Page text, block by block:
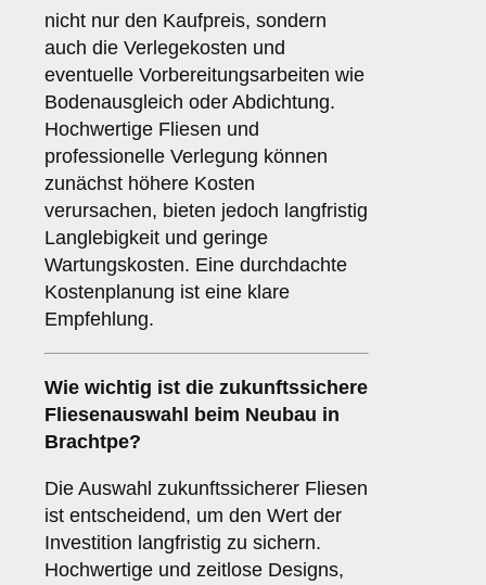
nicht nur den Kaufpreis, sondern
auch die Verlegekosten und
eventuelle Vorbereitungsarbeiten wie
Bodenausgleich oder Abdichtung.
Hochwertige Fliesen und
professionelle Verlegung können
zunächst höhere Kosten
verursachen, bieten jedoch langfristig
Langlebigkeit und geringe
Wartungskosten. Eine durchdachte
Kostenplanung ist eine klare
Empfehlung.
Wie wichtig ist die zukunftssichere
Fliesenauswahl beim Neubau in
Brachtpe?
Die Auswahl zukunftssicherer Fliesen
ist entscheidend, um den Wert der
Investition langfristig zu sichern.
Hochwertige und zeitlose Designs,